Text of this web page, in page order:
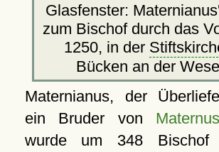
Glasfenster:
zum Bischof durch das
1250, in der
Bücken an der
Maternianus, der
ein Bruder von
wurde um 348 Bischof